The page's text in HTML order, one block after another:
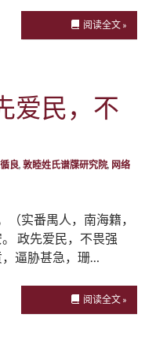
阅读全文 »
爱民，不
良, 敦睦姓氏谱牒研究院, 网络
实番禺人，南海籍，
政先爱民，不畏强
逼胁甚急，珊…
阅读全文 »